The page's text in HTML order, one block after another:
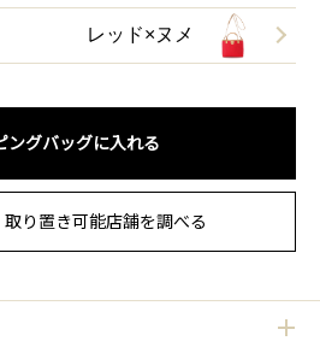
レッド×ヌメ
ングバッグに入れる
り置き可能店舗を調べる